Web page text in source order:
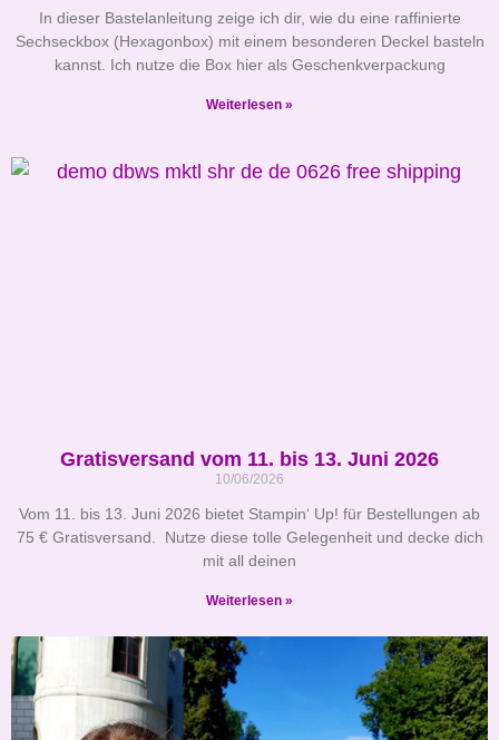
In dieser Bastelanleitung zeige ich dir, wie du eine raffinierte
Sechseckbox (Hexagonbox) mit einem besonderen Deckel basteln
kannst. Ich nutze die Box hier als Geschenkverpackung
Weiterlesen »
Gratisversand vom 11. bis 13. Juni 2026
10/06/2026
Vom 11. bis 13. Juni 2026 bietet Stampin‘ Up! für Bestellungen ab
75 € Gratisversand. Nutze diese tolle Gelegenheit und decke dich
mit all deinen
Weiterlesen »